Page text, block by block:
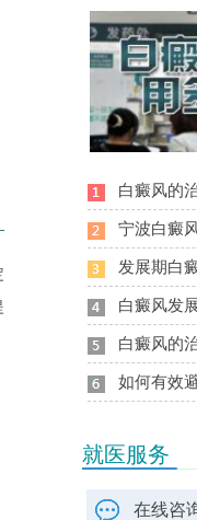
白癜风的
宁波白癜
发展期白
白癜风发
白癜风的
如何有效
就医服务
在线咨